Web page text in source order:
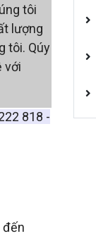
tôi
lượng
tôi. Qúy
với
818 -
đến